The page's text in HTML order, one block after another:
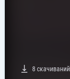
8 скачиваний